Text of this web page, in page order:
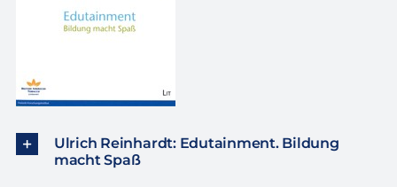
Ulrich Reinhardt: Edutainment. Bildung
macht Spaß